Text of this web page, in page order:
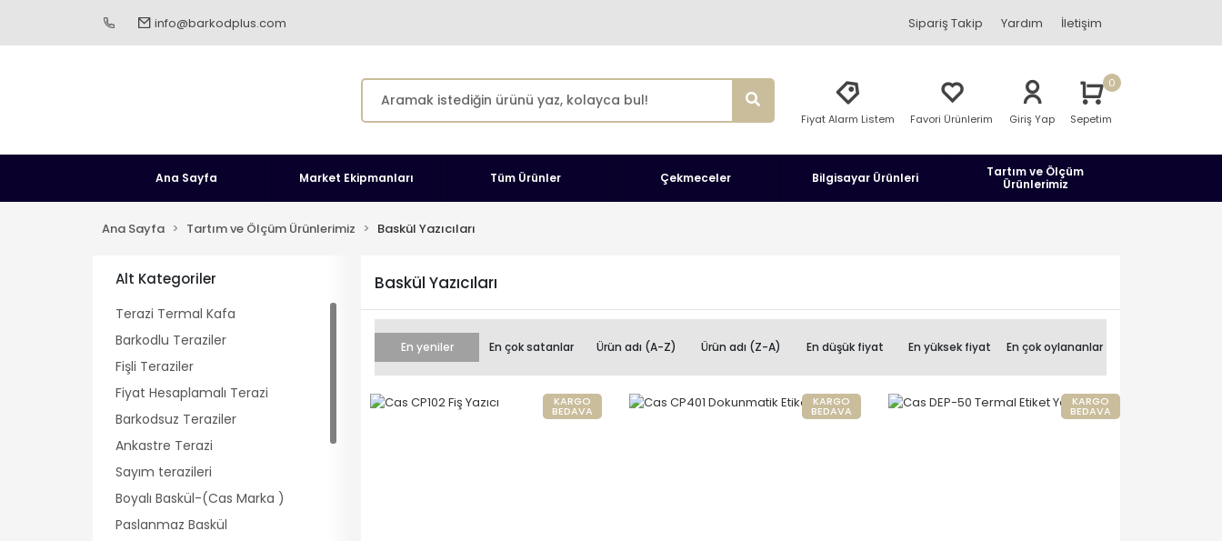
info@barkodplus.com Sipariş Takip Yardım İletişim
Fiyat Alarm Listem Favori Ürünlerim Giriş Yap Sepetim
0
Ana Sayfa Market Ekipmanları Tüm Ürünler Çekmeceler Bilgisayar Ürünleri
Tartım ve Ölçüm
Ürünlerimiz
Ana Sayfa Tartım ve Ölçüm Ürünlerimiz Baskül Yazıcıları
Alt Kategoriler
Terazi Termal Kafa
Barkodlu Teraziler
Fişli Teraziler
Fiyat Hesaplamalı Terazi
Barkodsuz Teraziler
Ankastre Terazi
Sayım terazileri
Boyalı Baskül-(Cas Marka )
Paslanmaz Baskül
Baskül Yazıcıları
En yeniler En çok satanlar Ürün adı (A-Z) Ürün adı (Z-A) En düşük fiyat En yüksek fiyat En çok oylananlar
KARGO
BEDAVA
KARGO
BEDAVA
KARGO
BEDAVA